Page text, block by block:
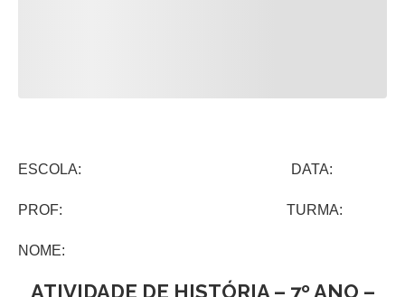
ESCOLA: DATA:
PROF: TURMA:
NOME:
ATIVIDADE DE HISTÓRIA – 7º ANO –